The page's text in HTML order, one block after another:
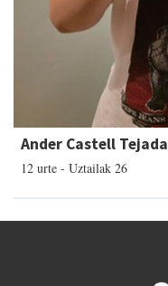
Ander Castell Tejada
12 urte - Uztailak 26